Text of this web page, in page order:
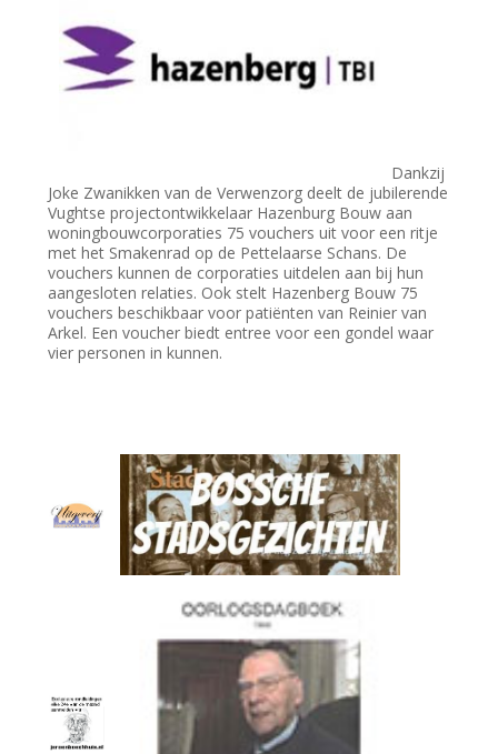
Dankzij
Joke Zwanikken van de Verwenzorg deelt de jubilerende
Vughtse projectontwikkelaar Hazenburg Bouw aan
woningbouwcorporaties 75 vouchers uit voor een ritje
met het Smakenrad op de Pettelaarse Schans. De
vouchers kunnen de corporaties uitdelen aan bij hun
aangesloten relaties. Ook stelt Hazenberg Bouw 75
vouchers beschikbaar voor patiënten van Reinier van
Arkel. Een voucher biedt entree voor een gondel waar
vier personen in kunnen.